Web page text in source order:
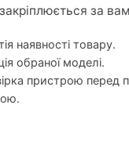
за
наявності товару.
обраної моделі.
пристрою перед